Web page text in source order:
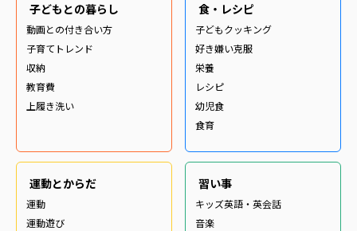
子どもとの暮らし
動画との付き合い方
子育てトレンド
収納
教育費
上履き洗い
食・レシピ
子どもクッキング
好き嫌い克服
栄養
レシピ
幼児食
食育
運動とからだ
運動
運動遊び
習い事
キッズ英語・英会話
音楽